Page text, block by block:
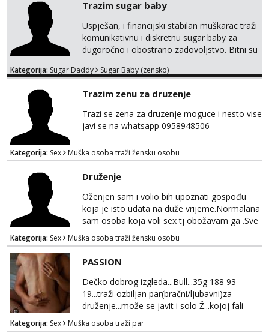
Alisa
Čekam tvoj poziv!
064/677-677
- Kod: #106
tel:0,93€ - mob:1,12€ min
Vanesa
Čekam tvoj poziv!
Tel:064/677-677- Kod: #74
Lili
Tel:064/677-677 - Kod: #128
Zara
Razgovaram :)
Tel:064/677-677- Kod: #123
Obavijesti me kada se oslobodi
Anđela
Tel:064/677-677- Kod: #142
tel:0,93€ - mob:1,12€ min
Trazim sugar baby
Uspješan, i financijski stabilan muškarac traži
komunikativnu i diskretnu sugar baby za
dugoročno i obostrano zadovoljstvo. Bitni su
dogovor bez komplikacija. Nagrada
želiš – javi se privatno s kratkim opisom i
fotografijom.
Kategorija: Sugar Daddy Sugar Baby (zensko)
Trazim zenu za druzenje
Trazi se zena za druzenje moguce i nesto vise
javi se na whatsapp 0958948506
Kategorija: Sex Muška osoba traži žensku osobu
Druženje
Oženjen sam i volio bih upoznati gospođu
koja je isto udata na duže vrijeme.Normalana
sam osoba koja voli sex tj obožavam ga .Sve
ostalo možemo srediti u hodu naravno
diskrecija mi je najvažnija.Prostor je moj
.Molim samo normalne osobe bez nekih
bonova zahtjeva i traženja novca sa bilo koje
strane.Ajmo uživati i svatko svojim putem
Kategorija: Sex Muška osoba traži žensku osobu
PASSION
Dečko dobrog izgleda...Bull...35g 188 93
19...traži ozbiljan par(bračni/ljubavni)za
druženje...može se javit i solo Ž...kojoj fali
uzbuđenja i strasti...područje otoka Murtera i
bliža okolica...WhatsApp...Telegram
Kategorija: Sex Muška osoba traži par